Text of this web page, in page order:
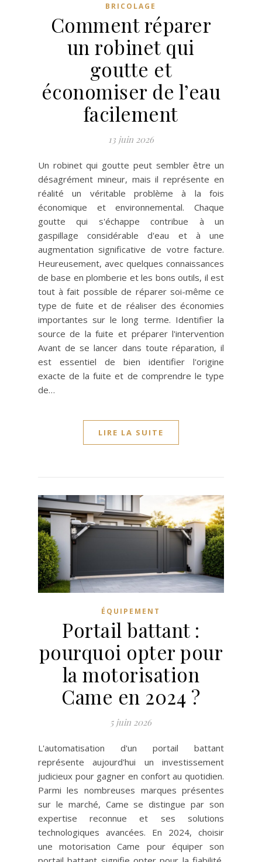
BRICOLAGE
Comment réparer
un robinet qui
goutte et
économiser de l’eau
facilement
13 juin 2026
Un robinet qui goutte peut sembler être un
désagrément mineur, mais il représente en
réalité un véritable problème à la fois
économique et environnemental. Chaque
goutte qui s'échappe contribue à un
gaspillage considérable d'eau et à une
augmentation significative de votre facture.
Heureusement, avec quelques connaissances
de base en plomberie et les bons outils, il est
tout à fait possible de réparer soi-même ce
type de fuite et de réaliser des économies
importantes sur le long terme. Identifier la
source de la fuite et préparer l'intervention
Avant de se lancer dans toute réparation, il
est essentiel de bien identifier l'origine
exacte de la fuite et de comprendre le type
de…
LIRE LA SUITE
ÉQUIPEMENT
Portail battant :
pourquoi opter pour
la motorisation
Came en 2024 ?
5 juin 2026
L'automatisation d'un portail battant
représente aujourd'hui un investissement
judicieux pour gagner en confort au quotidien.
Parmi les nombreuses marques présentes
sur le marché, Came se distingue par son
expertise reconnue et ses solutions
technologiques avancées. En 2024, choisir
une motorisation Came pour équiper son